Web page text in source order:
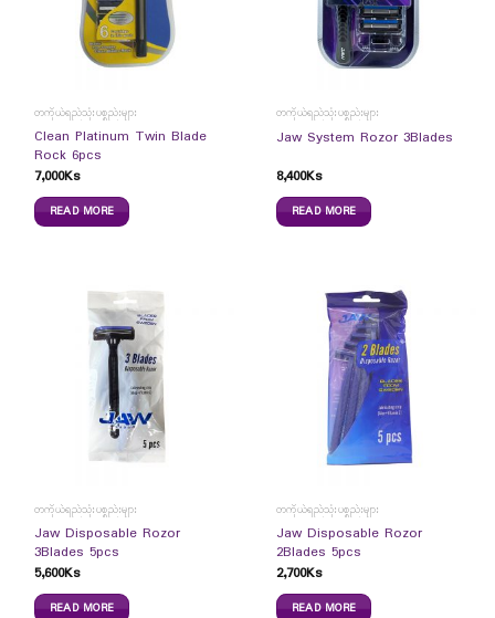
တကိုယ်ရည်သုံးပစ္စည်းများ
Clean Platinum Twin Blade
Rock 6pcs
7,000Ks
READ MORE
တကိုယ်ရည်သုံးပစ္စည်းများ
Jaw System Rozor 3Blades
8,400Ks
READ MORE
တကိုယ်ရည်သုံးပစ္စည်းများ
Jaw Disposable Rozor
3Blades 5pcs
5,600Ks
READ MORE
တကိုယ်ရည်သုံးပစ္စည်းများ
Jaw Disposable Rozor
2Blades 5pcs
2,700Ks
READ MORE